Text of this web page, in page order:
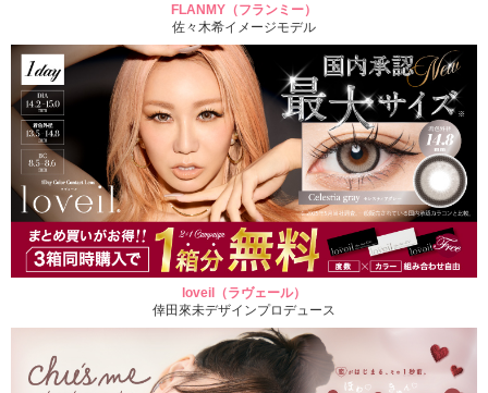
FLANMY（フランミー）
佐々木希イメージモデル
loveil（ラヴェール）
倖田來未デザインプロデュース